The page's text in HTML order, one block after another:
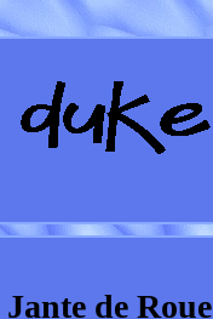
de Roue